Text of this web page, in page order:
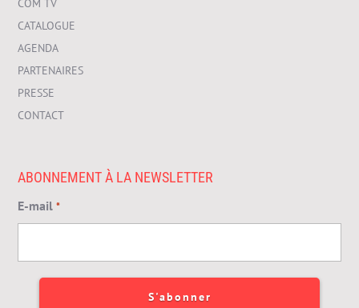
COM TV
CATALOGUE
AGENDA
PARTENAIRES
PRESSE
CONTACT
ABONNEMENT À LA NEWSLETTER
E-mail *